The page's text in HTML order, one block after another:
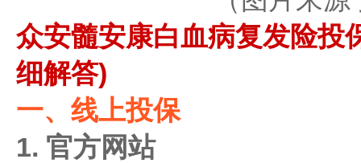
众安髓安康白血病复发险投
细解答)
一、线上投保
1. 官方网站